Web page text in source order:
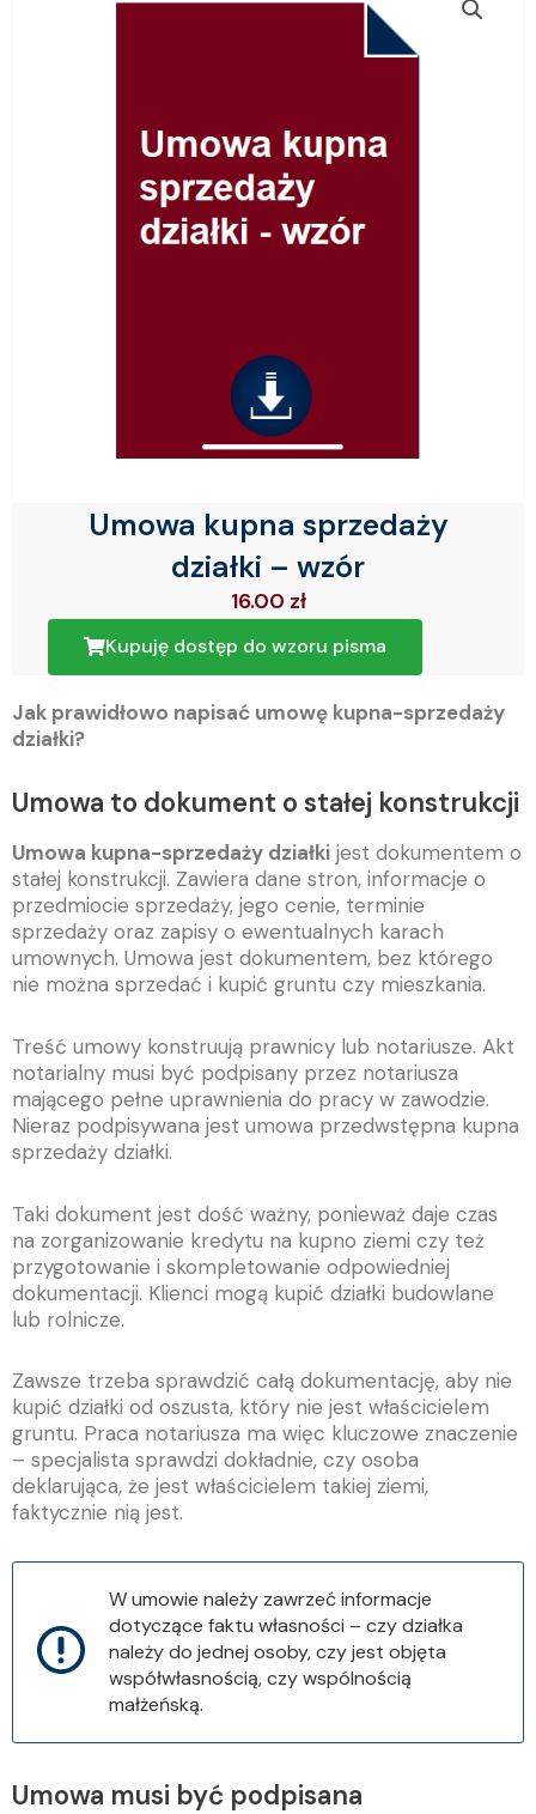
Umowa kupna sprzedaży
działki – wzór
16.00 zł
Kupuję dostęp do wzoru pisma
Jak prawidłowo napisać umowę kupna-sprzedaży
działki?
Umowa to dokument o stałej konstrukcji
Umowa kupna-sprzedaży działki jest dokumentem o
stałej konstrukcji. Zawiera dane stron, informacje o
przedmiocie sprzedaży, jego cenie, terminie
sprzedaży oraz zapisy o ewentualnych karach
umownych. Umowa jest dokumentem, bez którego
nie można sprzedać i kupić gruntu czy mieszkania.
Treść umowy konstruują prawnicy lub notariusze. Akt
notarialny musi być podpisany przez notariusza
mającego pełne uprawnienia do pracy w zawodzie.
Nieraz podpisywana jest umowa przedwstępna kupna
sprzedaży działki.
Taki dokument jest dość ważny, ponieważ daje czas
na zorganizowanie kredytu na kupno ziemi czy też
przygotowanie i skompletowanie odpowiedniej
dokumentacji. Klienci mogą kupić działki budowlane
lub rolnicze.
Zawsze trzeba sprawdzić całą dokumentację, aby nie
kupić działki od oszusta, który nie jest właścicielem
gruntu. Praca notariusza ma więc kluczowe znaczenie
– specjalista sprawdzi dokładnie, czy osoba
deklarująca, że jest właścicielem takiej ziemi,
faktycznie nią jest.
W umowie należy zawrzeć informacje
dotyczące faktu własności – czy działka
należy do jednej osoby, czy jest objęta
współwłasnością, czy wspólnością
małżeńską.
Umowa musi być podpisana